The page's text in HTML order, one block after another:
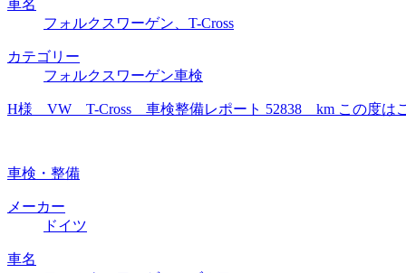
車名
フォルクスワーゲン、T-Cross
カテゴリー
フォルクスワーゲン車検
H様 VW T-Cross 車検整備レポート 52838 km この度はご
車検・整備
メーカー
ドイツ
車名